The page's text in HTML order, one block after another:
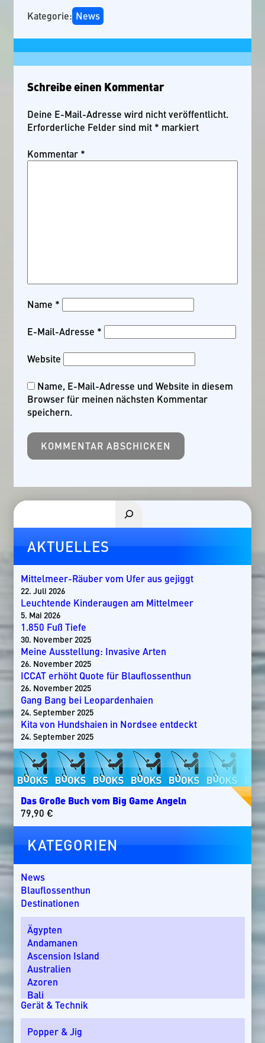
Kategorie: News
Schreibe einen Kommentar
Deine E-Mail-Adresse wird nicht veröffentlicht.
Erforderliche Felder sind mit * markiert
Kommentar *
Name *
E-Mail-Adresse *
Website
Name, E-Mail-Adresse und Website in diesem
Browser für meinen nächsten Kommentar
speichern.
Suchen
AKTUELLES
Mittelmeer-Räuber vom Ufer aus gejiggt
22. Juli 2026
Leuchtende Kinderaugen am Mittelmeer
5. Mai 2026
1.850 Fuß Tiefe
30. November 2025
Meine Ausstellung: Invasive Arten
26. November 2025
ICCAT erhöht Quote für Blauflossenthun
26. November 2025
Gang Bang bei Leopardenhaien
24. September 2025
Kita von Hundshaien in Nordsee entdeckt
24. September 2025
Das Große Buch vom Big Game Angeln
79,90 €
KATEGORIEN
News
Blauflossenthun
Destinationen
Ägypten
Andamanen
Ascension Island
Australien
Azoren
Bali
Bom Bom Island
Costa Rica
Dänemark
Gerät & Technik
Popper & Jig